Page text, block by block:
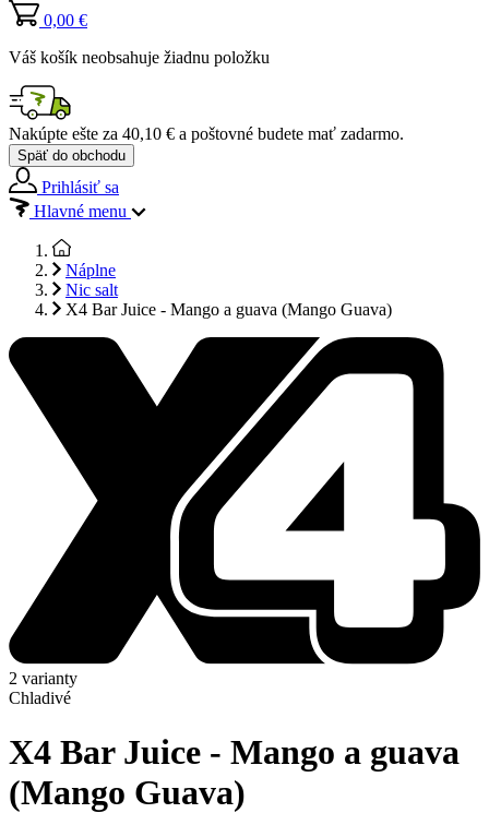
0,00 €
Váš košík neobsahuje žiadnu položku
Nakúpte ešte za 40,10 € a poštovné budete mať zadarmo.
Späť do obchodu
Prihlásiť sa
Hlavné menu
Náplne
Nic salt
X4 Bar Juice - Mango a guava (Mango Guava)
2 varianty
Chladivé
X4 Bar Juice - Mango a guava
(Mango Guava)